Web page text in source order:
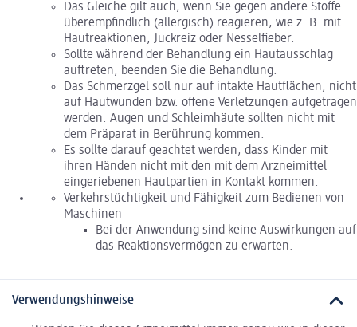
Das Gleiche gilt auch, wenn Sie gegen andere Stoffe
überempfindlich (allergisch) reagieren, wie z. B. mit
Hautreaktionen, Juckreiz oder Nesselfieber.
Sollte während der Behandlung ein Hautausschlag
auftreten, beenden Sie die Behandlung.
Das Schmerzgel soll nur auf intakte Hautflächen, nicht
auf Hautwunden bzw. offene Verletzungen aufgetragen
werden. Augen und Schleimhäute sollten nicht mit
dem Präparat in Berührung kommen.
Es sollte darauf geachtet werden, dass Kinder mit
ihren Händen nicht mit den mit dem Arzneimittel
eingeriebenen Hautpartien in Kontakt kommen.
Verkehrstüchtigkeit und Fähigkeit zum Bedienen von
Maschinen
Bei der Anwendung sind keine Auswirkungen auf
das Reaktionsvermögen zu erwarten.
Verwendungshinweise